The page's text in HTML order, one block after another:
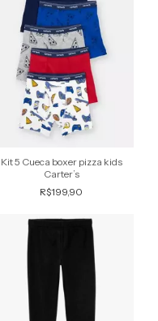
Kit 5 Cueca boxer pizza kids
Carter’s
R$199,90